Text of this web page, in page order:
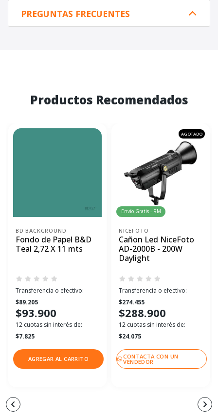
PREGUNTAS FRECUENTES
Productos Recomendados
BD BACKGROUND
Fondo de Papel B&D
Teal 2,72 X 11 mts
Transferencia o efectivo:
$89.205
$93.900
12 cuotas sin interés de:
$7.825
AGREGAR AL CARRITO
AGOTADO
Envío Gratis - RM
NICEFOTO
Cañon Led NiceFoto
AD-2000B - 200W
Daylight
Transferencia o efectivo:
$274.455
$288.900
12 cuotas sin interés de:
$24.075
CONTACTA CON UN
VENDEDOR